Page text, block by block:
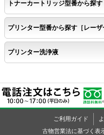
トナーカートリッジ型番から探す
プリンター型番から探す［レーザ
プリンター洗浄液
ご利用ガイド
古物営業法に基づく表